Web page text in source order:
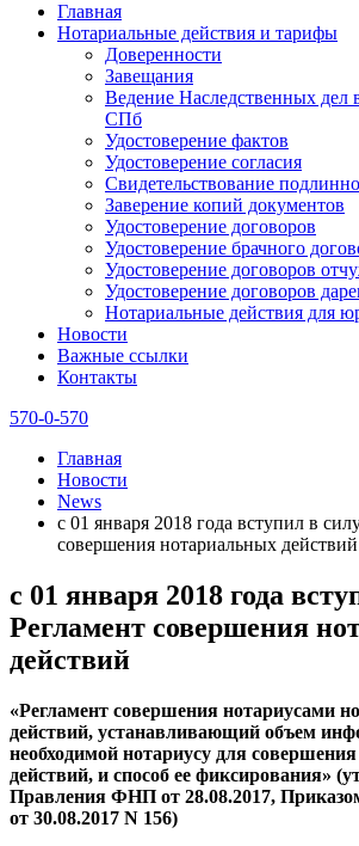
Главная
Нотариальные действия и тарифы
Доверенности
Завещания
Ведение Наследственных дел
СПб
Удостоверение фактов
Удостоверение согласия
Свидетельствование
Заверение копий документов
Удостоверение договоров
Удостоверение брачного
Удостоверение договоров
Удостоверение договоров
Нотариальные действия для
Новости
Важные ссылки
Контакты
570-0-570
Главная
Новости
News
с 01 января 2018 года вступил в
совершения нотариальных действий
с 01 января 2018 года
Регламент совершения
действий
«Регламент совершения нотариусами
действий, устанавливающий объем
необходимой нотариусу для
действий, и способ ее фиксирования»
Правления ФНП от 28.08.2017,
от 30.08.2017 N 156)